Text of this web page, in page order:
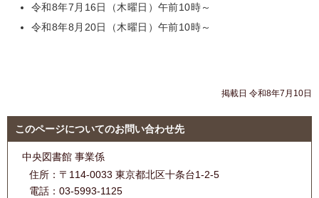
令和8年7月16日（木曜日）午前10時～
令和8年8月20日（木曜日）午前10時～
掲載日 令和8年7月10日
このページについてのお問い合わせ先
中央図書館 事業係
住所： 〒114-0033 東京都北区十条台1-2-5
電話： 03-5993-1125